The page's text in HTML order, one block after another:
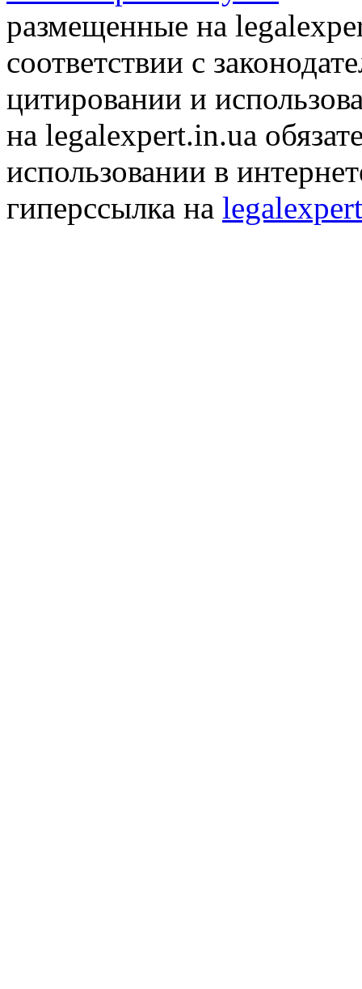
размещенные на
соответствии с
цитировании и
на legalexpert.in.ua
использовании в
гиперссылка на